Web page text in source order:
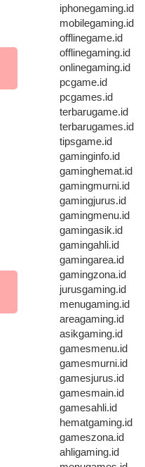
iphonegaming.id
mobilegaming.id
offlinegame.id
offlinegaming.id
onlinegaming.id
pcgame.id
pcgames.id
terbarugame.id
terbarugames.id
tipsgame.id
gaminginfo.id
gaminghemat.id
gamingmurni.id
gamingjurus.id
gamingmenu.id
gamingasik.id
gamingahli.id
gamingarea.id
gamingzona.id
jurusgaming.id
menugaming.id
areagaming.id
asikgaming.id
gamesmenu.id
gamesmurni.id
gamesjurus.id
gamesmain.id
gamesahli.id
hematgaming.id
gameszona.id
ahligaming.id